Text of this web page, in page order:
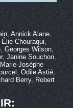
,Annick Alane,
Élie Chouraqui,
,Georges Wilson,
, Janine Souchon,
Marie-Josèphe
,Odile Astié,
Berry,Robert